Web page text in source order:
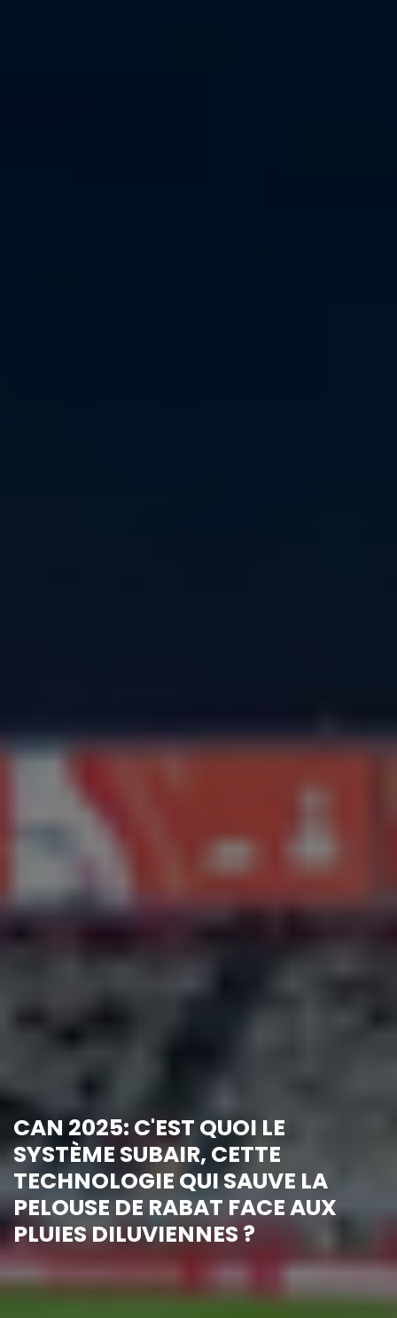
CAN 2025: C'EST QUOI LE
SYSTÈME SUBAIR, CETTE
TECHNOLOGIE QUI SAUVE LA
PELOUSE DE RABAT FACE AUX
PLUIES DILUVIENNES ?